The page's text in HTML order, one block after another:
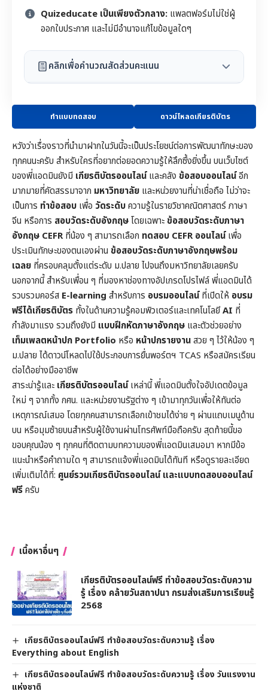
Quizeducate เป็นเพียงตัวกลาง: แพลตฟอร์มไม่ใช่ผู้
ออกใบประกาศ และไม่มีอำนาจแก้ไขข้อมูลใดๆ
คลิกเพื่อคำนวณสัดส่วนคะแนน
ทำแบบทดสอบ ดาวน์โหลดเกียรติบัตร
หวังว่าเรื่องราวที่นำมาฝากในวันนี้จะเป็นประโยชน์ต่อการพัฒนาทักษะของ
ทุกคนนะครับ สำหรับใครที่อยากต่อยอดความรู้ให้ลึกซึ้งยิ่งขึ้น บนเว็บไซต์
ของพี่แอดมินยังมี เกียรติบัตรออนไลน์และคลัง ข้อสอบออนไลน์อีก
มากมายที่คัดสรรมาจาก มหาวิทยาลัย และหน่วยงานที่น่าเชื่อถือ ไม่ว่าจะ
เป็นการ ทำข้อสอบ เพื่อ วัดระดับความรู้ในรายวิชาคณิตศาสตร์ภาษา
จีน หรือการ สอบวัดระดับอังกฤษโดยเฉพาะข้อสอบวัดระดับภาษา
อังกฤษ CEFRที่น้อง ๆ สามารถเลือก ทดสอบ CEFR ออนไลน์เพื่อ
ประเมินทักษะของตนเองผ่าน ข้อสอบวัดระดับภาษาอังกฤษพร้อม
เฉลย ที่ครอบคลุมตั้งแต่ระดับ ม.ปลาย ไปจนถึงมหาวิทยาลัยเลยครับ
นอกจากนี้ สำหรับเพื่อน ๆ ที่มองหาช่องทางอัปเกรดโปรไฟล์ พี่แอดมินได้
รวบรวมคอร์ส E-learning สำหรับการ อบรมออนไลน์ที่เปิดให้ อบรม
ฟรีได้เกียรติบัตร ทั้งในด้านความรู้คอมพิวเตอร์และเทคโนโลยีAI ที่
กำลังมาแรง รวมถึงยังมี แบบฝึกหัดภาษาอังกฤษ และตัวช่วยอย่าง
เท็มเพลตหน้าปก Portfolio หรือ หน้าปกรายงานสวย ๆ ไว้ให้น้อง ๆ
ม.ปลาย ได้ดาวน์โหลดไปใช้ประกอบการยื่นพอร์ตฯ TCAS หรือสมัครเรียน
ต่อได้อย่างมืออาชีพ
สาระน่ารู้และ เกียรติบัตรออนไลน์เหล่านี้ พี่แอดมินตั้งใจอัปเดตข้อมูล
ใหม่ ๆ จากทั้ง กศน. และหน่วยงานรัฐต่าง ๆ เข้ามาทุกวันเพื่อให้ทันต่อ
เหตุการณ์เสมอ โดยทุกคนสามารถเลือกเข้าชมได้ง่าย ๆ ผ่านแถบเมนูด้าน
บน หรือมุมซ้ายบนสำหรับผู้ใช้งานผ่านโทรศัพท์มือถือครับ สุดท้ายนี้ขอ
ขอบคุณน้อง ๆ ทุกคนที่ติดตามบทความของพี่แอดมินเสมอมา หากมีข้อ
แนะนำหรือคำถามใด ๆ สามารถแจ้งพี่แอดมินได้ทันที หรือดูรายละเอียด
เพิ่มเติมได้ที่: ศูนย์รวมเกียรติบัตรออนไลน์ และแบบทดสอบออนไลน์
ฟรีครับ
เนื้อหาอื่นๆ
เกียรติบัตรออนไลน์ฟรี ทำข้อสอบวัดระดับความ
รู้ เรื่อง คล้ายวันสถาปนา กรมส่งเสริมการเรียนรู้
2568
เกียรติบัตรออนไลน์ฟรี ทำข้อสอบวัดระดับความรู้ เรื่อง
Everything about English
เกียรติบัตรออนไลน์ฟรี ทำข้อสอบวัดระดับความรู้ เรื่อง วันแรงงาน
แห่งชาติ